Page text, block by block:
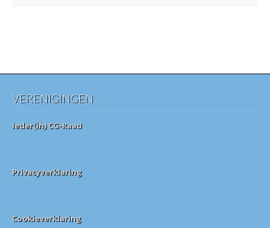
VERENIGINGEN
Ieder(in) CG-Raad
Privacyverklaring
Cookieverklaring